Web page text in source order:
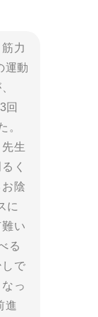
力
運動
回
。
生
く
陰
に
い
る
で
っ
進